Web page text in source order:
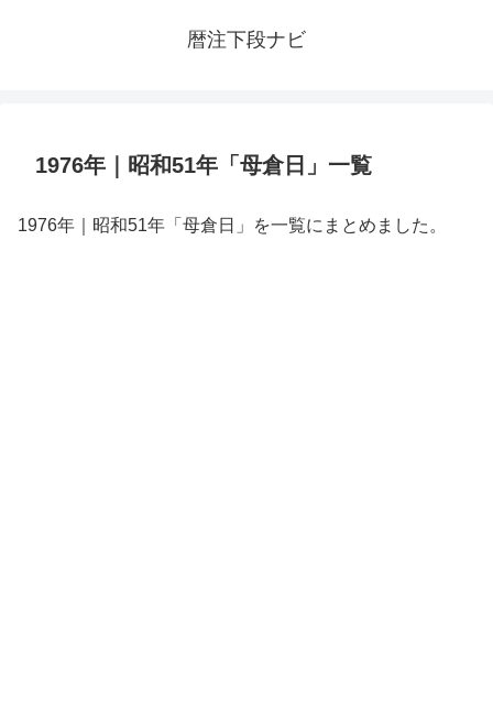
暦注下段ナビ
1976年｜昭和51年「母倉日」一覧
1976年｜昭和51年「母倉日」を一覧にまとめました。